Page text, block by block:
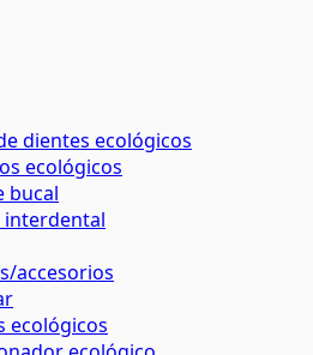
dientes ecológicos
ecológicos
bucal
interdental
accesorios
ecológicos